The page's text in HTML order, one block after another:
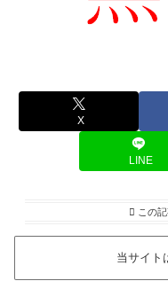
X
LINE
この
当サイト